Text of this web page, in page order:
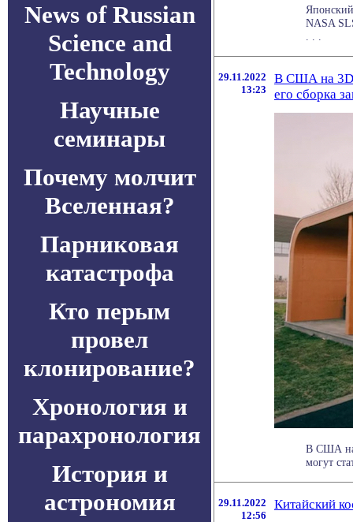
News of Russian
Science and
Technology
Научные
семинары
Почему молчит
Вселенная?
Парниковая
катастрофа
Кто перым
провел
клонирование?
Хронология и
парахронология
История и
астрономия
NASA
29.11.2022
13:23
В США на 3D-
его сборка
В США
могут
29.11.2022
12:56
Китайский